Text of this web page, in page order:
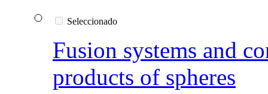
Seleccionado
Fusion systems and
products of spheres